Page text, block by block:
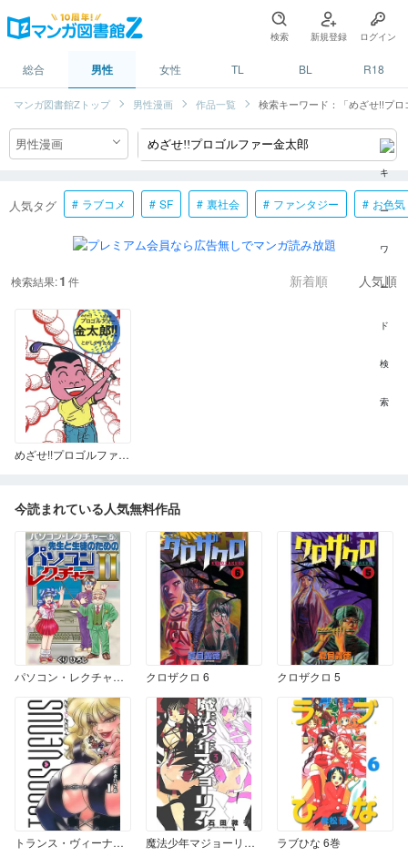
検索 新規登録 ログイン
総合 男性 女性 TL BL R18
マンガ図書館Zトップ 男性漫画 作品一覧 検索キーワード：「めざせ!!プ
人気タグ ラブコメ SF 裏社会 ファンタジー お色気
検索結果:1 件 新着順 人気順
めざせ!!プロゴルファー金太郎
今読まれている人気無料作品
パソコン・レクチャー⑤ 先生と生徒のためのパソコンレクチャーⅡ クロザクロ 6 クロザクロ 5
トランス・ヴィーナス 1 魔法少年マジョーリアン 3 ラブひな 6巻